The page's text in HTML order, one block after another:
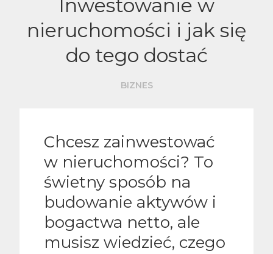
Inwestowanie w
nieruchomości i jak się
do tego dostać
BIZNES
Chcesz zainwestować
w nieruchomości? To
świetny sposób na
budowanie aktywów i
bogactwa netto, ale
musisz wiedzieć, czego